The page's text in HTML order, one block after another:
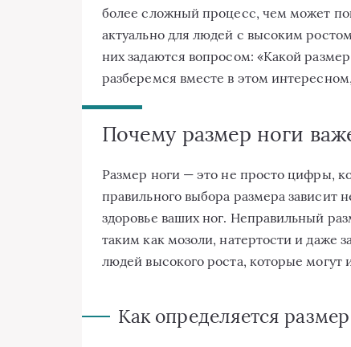
более сложный процесс, чем может
актуально для людей с высоким
них задаются вопросом: «Какой
разберемся вместе в этом
Почему размер ноги
Размер ноги — это не просто цифры,
правильного выбора размера
здоровье ваших ног. Неправильный
таким как мозоли, натертости и даже
людей высокого роста, которые
Как определяется